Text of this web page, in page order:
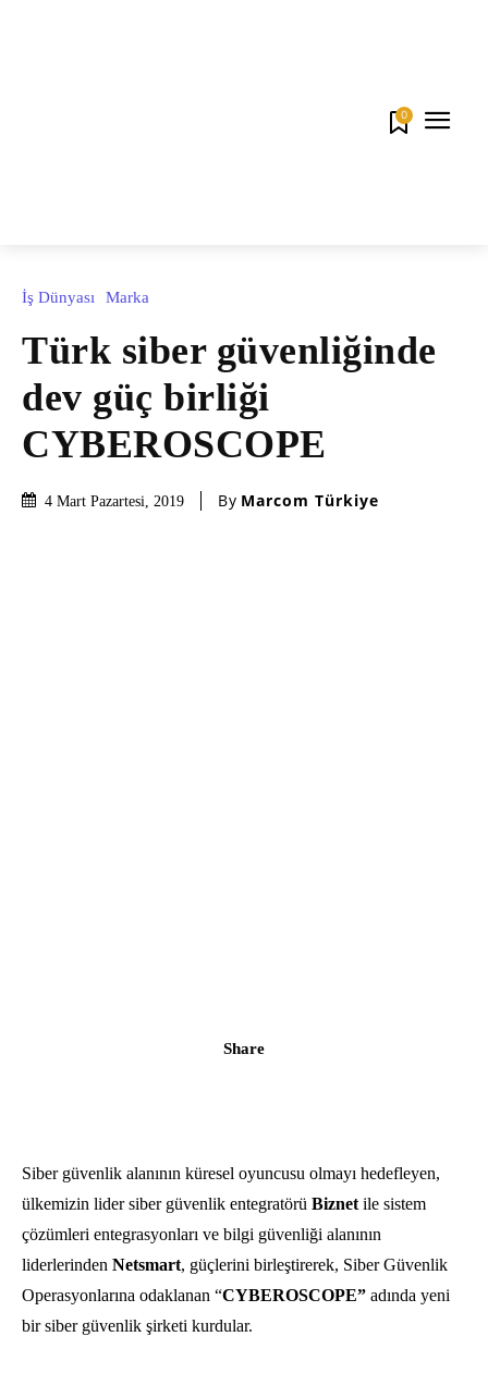
0
İş Dünyası Marka
Türk siber güvenliğinde
dev güç birliği
CYBEROSCOPE
4 Mart Pazartesi, 2019 By Marcom Türkiye
Share
Siber güvenlik alanının küresel oyuncusu olmayı hedefleyen,
ülkemizin lider siber güvenlik entegratörü Biznet ile sistem
çözümleri entegrasyonları ve bilgi güvenliği alanının
liderlerinden Netsmart, güçlerini birleştirerek, Siber Güvenlik
Operasyonlarına odaklanan “CYBEROSCOPE” adında yeni
bir siber güvenlik şirketi kurdular.